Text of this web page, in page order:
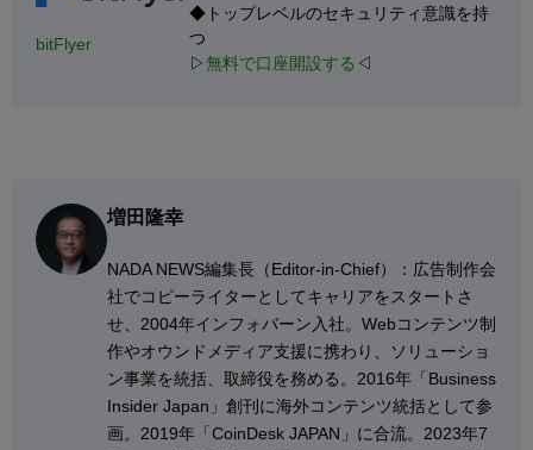
bitFlyer
◆トップレベルのセキュリティ意識を持
つ
▷無料で口座開設する ◁
増田隆幸
NADA NEWS編集⻑（Editor-in-Chief）：広告制作会
社でコピーライターとしてキャリアをスタートさ
せ、2004年インフォバーン入社。Webコンテンツ制
作やオウンドメディア支援に携わり、ソリューショ
ン事業を統括、取締役を務める。2016年「Business
Insider Japan」創刊に海外コンテンツ統括として参
画。2019年「CoinDesk JAPAN」に合流。2023年7